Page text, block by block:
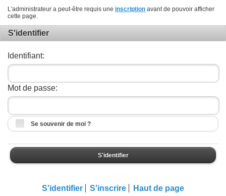
L'administrateur a peut-être requis une inscription avant de pouvoir afficher
cette page.
S'identifier
Identifiant:
Mot de passe:
Se souvenir de moi ?
S'identifier
S'identifier S'inscrire Haut de page